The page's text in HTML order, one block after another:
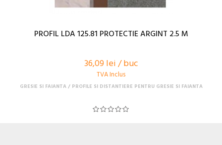
PROFIL LDA 125.81 PROTECTIE ARGINT 2.5 M
36,09 lei / buc
TVA Inclus
GRESIE SI FAIANTA PROFILE SI DISTANTIERE PENTRU GRESIE SI FAIANTA